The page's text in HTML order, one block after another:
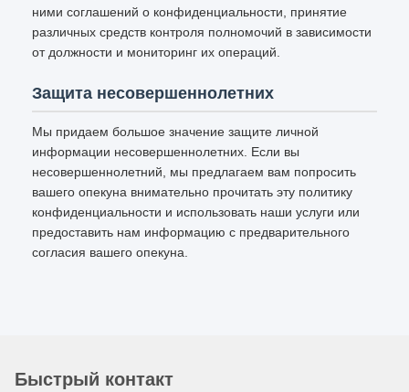
ними соглашений о конфиденциальности, принятие
различных средств контроля полномочий в зависимости
от должности и мониторинг их операций.
Защита несовершеннолетних
Мы придаем большое значение защите личной
информации несовершеннолетних. Если вы
несовершеннолетний, мы предлагаем вам попросить
вашего опекуна внимательно прочитать эту политику
конфиденциальности и использовать наши услуги или
предоставить нам информацию с предварительного
согласия вашего опекуна.
Быстрый контакт